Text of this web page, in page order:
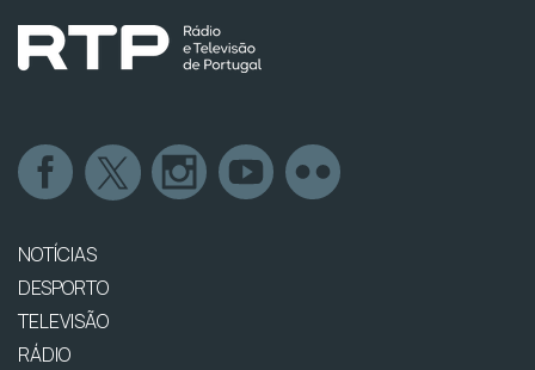
NOTÍCIAS
DESPORTO
TELEVISÃO
RÁDIO